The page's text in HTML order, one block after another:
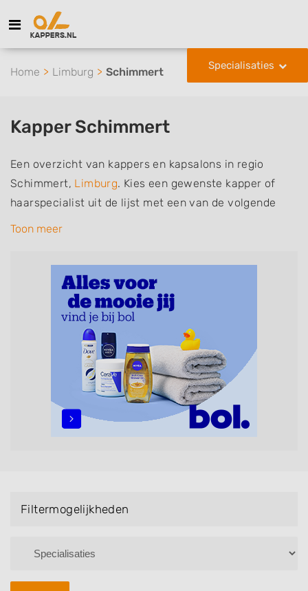
Specialisaties
Home Limburg Schimmert
Kapper Schimmert
Een overzicht van kappers en kapsalons in regio
Schimmert, Limburg. Kies een gewenste kapper of
haarspecialist uit de lijst met een van de volgende
specialisaties of aantekeningen: mannen of
zonder afspraak terecht kunt. De vermelde kappers
kunnen uw haren wassen, knippen, föhnen en kleuren,
maar ook helpen met extensions, balyage, invlechten,
opsteken, weave, een keratinebehandeling, een
permanent, een bruidkapsel, make-up & visagie,
epileren, schoonheidsbehandelingen, het trimmen van
een baard en pruiken. U kunt de zoekresultaten
filteren met behulp van de specialisatie filter en u
Toon meer
Filtermogelijkheden